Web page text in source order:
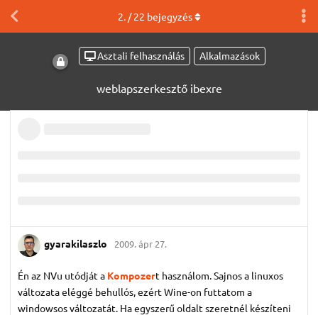
Asztali felhasználás Alkalmazások
weblapszerkesztő ibexre
2. /22 bejegyzés
gyarakilaszlo 2009. ápr 27.
Én az NVu utódját a Kompozert használom. Sajnos a linuxos
változata eléggé behullós, ezért Wine-on futtatom a
windowsos változatát. Ha egyszerű oldalt szeretnél készíteni